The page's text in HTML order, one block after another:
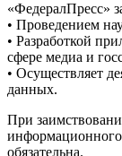
«ФедералПресс»
• Проведением
• Разработкой
сфере медиа и
• Осуществляет
данных.
При
информационного
обязательна.